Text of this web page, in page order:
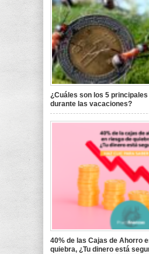
¿Cuáles son los 5
durante las vacaciones?
40% de las Cajas de Ahorro
quiebra, ¿Tu dinero está